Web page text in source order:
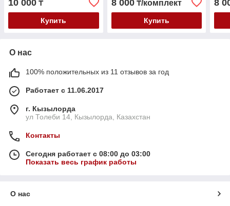
10 000 ₸
Купить
11-/Ceed 11-
8 000₸/комплект
Купить
8
О нас
100% положительных из 11 отзывов за год
Работает с 11.06.2017
г. Кызылорда
ул Толеби 14, Кызылорда, Казахстан
Контакты
Сегодня работает с 08:00 до 03:00
Показать весь график работы
О нас